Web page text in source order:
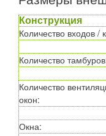
Конструкция
Количество входов /
Количество тамбуров
Количество
окон:
Окна: